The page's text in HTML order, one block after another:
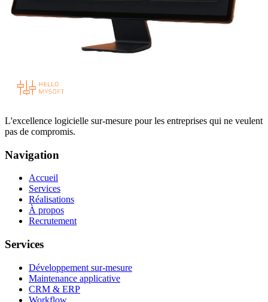
L'excellence logicielle sur-mesure pour les entreprises qui ne veulent
pas de compromis.
Navigation
Accueil
Services
Réalisations
À propos
Recrutement
Services
Développement sur-mesure
Maintenance applicative
CRM & ERP
Workflow